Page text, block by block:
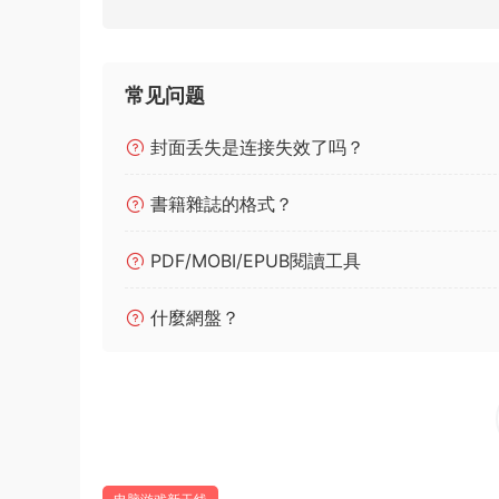
常见问题
封面丢失是连接失效了吗？
書籍雜誌的格式？
PDF/MOBI/EPUB閱讀工具
什麼網盤？